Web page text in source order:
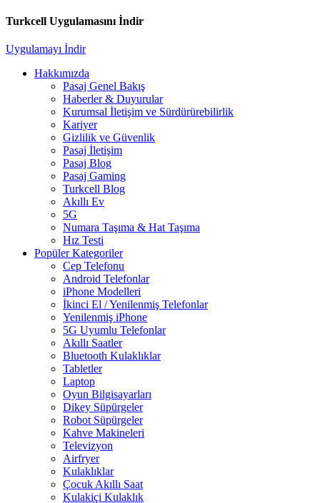
Turkcell Uygulamasını İndir
Uygulamayı İndir
Hakkımızda
Pasaj Genel Bakış
Haberler & Duyurular
Kurumsal İletişim ve Sürdürürebilirlik
Kariyer
Gizlilik ve Güvenlik
Pasaj İletişim
Pasaj Blog
Pasaj Gaming
Turkcell Blog
Akıllı Ev
5G
Numara Taşıma & Hat Taşıma
Hız Testi
Popüler Kategoriler
Cep Telefonu
Android Telefonlar
iPhone Modelleri
İkinci El / Yenilenmiş Telefonlar
Yenilenmiş iPhone
5G Uyumlu Telefonlar
Akıllı Saatler
Bluetooth Kulaklıklar
Tabletler
Laptop
Oyun Bilgisayarları
Dikey Süpürgeler
Robot Süpürgeler
Kahve Makineleri
Televizyon
Airfryer
Kulaklıklar
Çocuk Akıllı Saat
Kulakiçi Kulaklık